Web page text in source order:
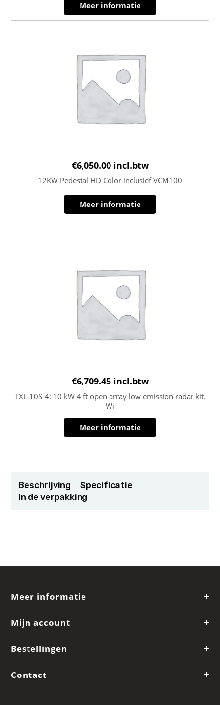
Meer informatie
€6,050.00 incl.btw
12KW Pedestal HD Color inclusief VCM100
Meer informatie
€6,709.45 incl.btw
TXL-10S-4: 10 kW 4 ft open array low emission radar kit.
Wi
Meer informatie
Beschrijving
Specificatie
In de verpakking
Meer informatie
Mijn account
Bestellingen
Contact